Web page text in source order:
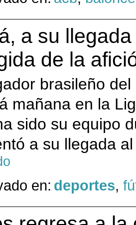
a su
de la
brasileño
mañana en la
sido su equipo
a su llegada
en: deportes,